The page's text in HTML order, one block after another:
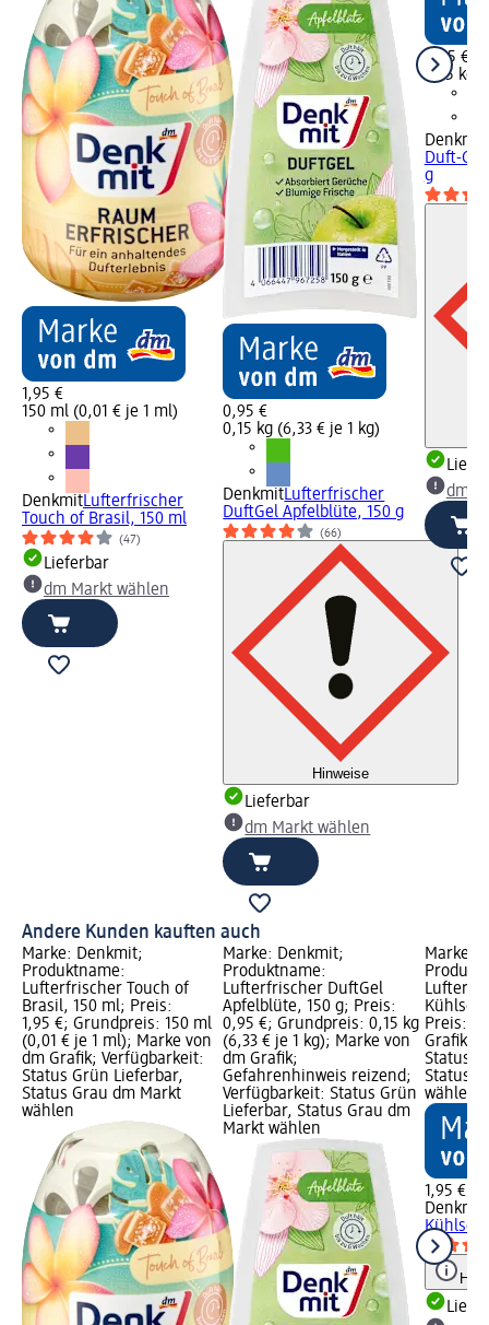
1,95 €
150 ml (0,01 € je 1 ml)
DenkmitLufterfrischer
Touch of Brasil, 150 ml
(47)
Lieferbar
dm Markt wählen
0,95 €
0,15 kg (6,33 € je 1 kg)
DenkmitLufterfrischer
DuftGel Apfelblüte, 150 g
(66)
Hinweise
Lieferbar
dm Markt wählen
0,95 €
0,15 kg
Denkmit
Duft-Gel
g
dm
Andere Kunden kauften auch
Marke: Denkmit;
Produktname:
Lufterfrischer Touch of
Brasil, 150 ml; Preis:
1,95 €; Grundpreis: 150 ml
(0,01 € je 1 ml); Marke von
dm Grafik; Verfügbarkeit:
Status Grün Lieferbar,
Status Grau dm Markt
wählen
Marke: Denkmit;
Produktname:
Lufterfrischer DuftGel
Apfelblüte, 150 g; Preis:
0,95 €; Grundpreis: 0,15 kg
(6,33 € je 1 kg); Marke von
dm Grafik;
Gefahrenhinweis reizend;
Verfügbarkeit: Status Grün
Lieferbar, Status Grau dm
Markt wählen
Marke:
Preis:
Grafik;
Status
Status
wählen
1,95 €
Denkmit